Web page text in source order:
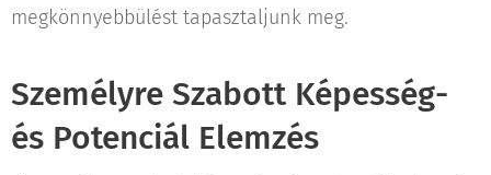
megkönnyebbülést tapasztaljunk meg.
Személyre Szabott Képesség-
és Potenciál Elemzés